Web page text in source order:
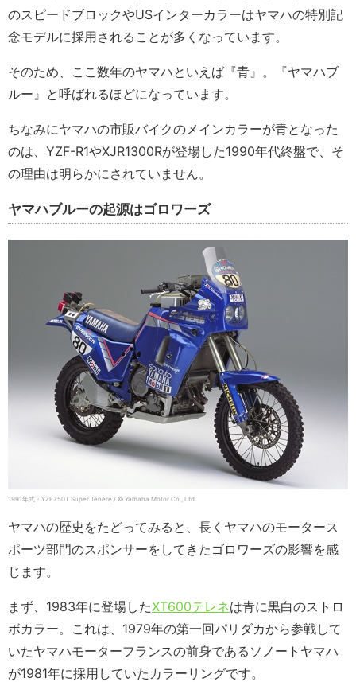
のスピードブロックやUSインターカラーはヤマハの特別記
念モデルに採用されることが多くなっています。
そのため、ここ数年のヤマハといえば『青』。『ヤマハブ
ルー』と呼ばれるほどになっています。
ちなみにヤマハの市販バイクのメインカラーが青となった
のは、YZF-R1やXJR1300Rが登場した1990年代終盤で、そ
の理由は明らかにされていません。
ヤマハブルーの起源はゴロワーズ
1991年式・YZE750T Super Ténéré / © Yamaha Motor Co., Ltd.
ヤマハの歴史をたどってみると、長くヤマハのモータース
ポーツ部門のスポンサーをしてきたゴロワーズの影響を感
じます。
まず、1983年に登場したXT600テレネは青に黒白のストロ
ボカラー。これは、1979年の第一回パリダカから参戦して
いたヤマハモーターフランスの前身であるソノートヤマハ
が1981年に採用していたカラーリングです。